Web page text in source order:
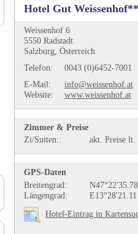
Hotel Gut
Weissenhof 6
5550 Radstadt
Salzburg, Österreich
Telefon:
0043 (0)6452-7001
E-Mail:
info@weissenhof.at
Website:
www.weissenhof.at
Zimmer & Preise
Zi/Suiten::
akt. Preise lt.
GPS-Daten
Breitengrad:
N47°22'35.78
Längengrad:
E13°28'21.11
Hotel-Eintrag in